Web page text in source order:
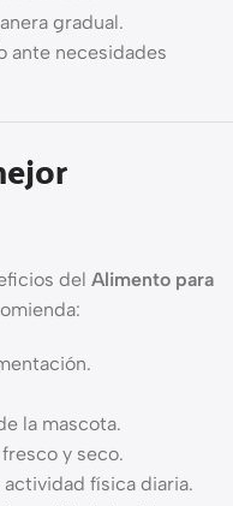
gradual.
ante necesidades
del Alimento para
la mascota.
y seco.
física diaria.